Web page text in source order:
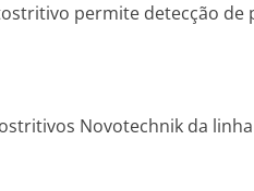
permite detecção
Novotechnik da